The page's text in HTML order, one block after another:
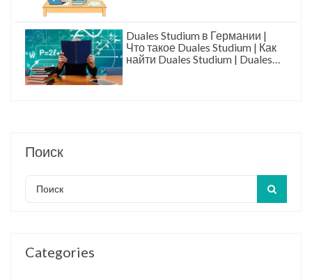
Duales Studium в Германии |
Что такое Duales Studium | Как
найти Duales Studium | Duales
Поиск
Categories